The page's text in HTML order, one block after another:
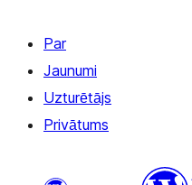
Par
Jaunumi
Uzturētājs
Privātums